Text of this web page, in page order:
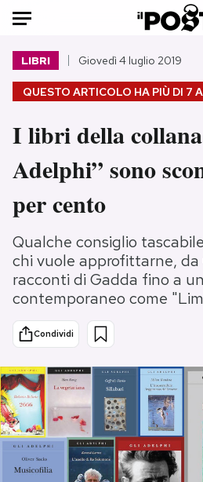
Auto
HOME
Italia
Politica
Tecnologia
Scienza
Cultura
PODCAST
NEWSLETTER
QUESTO ARTICOLO HA PIÙ DI 7
LIBRI Giovedì 4 luglio 2019
I libri della
Adelphi” sono
per cento
Qualche consiglio
chi vuole approfittarne, da
racconti di Gadda fino a
contemporaneo come
Condividi